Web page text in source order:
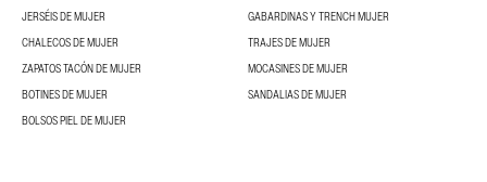
JERSÉIS DE MUJER
GABARDINAS Y TRENCH MUJER
CHALECOS DE MUJER
TRAJES DE MUJER
ZAPATOS TACÓN DE MUJER
MOCASINES DE MUJER
BOTINES DE MUJER
SANDALIAS DE MUJER
BOLSOS PIEL DE MUJER